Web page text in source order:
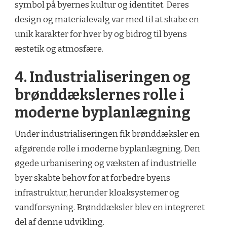
symbol på byernes kultur og identitet. Deres
design og materialevalg var med til at skabe en
unik karakter for hver by og bidrog til byens
æstetik og atmosfære.
4. Industrialiseringen og
brønddækslernes rolle i
moderne byplanlægning
Under industrialiseringen fik brønddæksler en
afgørende rolle i moderne byplanlægning. Den
øgede urbanisering og væksten af industrielle
byer skabte behov for at forbedre byens
infrastruktur, herunder kloaksystemer og
vandforsyning. Brønddæksler blev en integreret
del af denne udvikling.